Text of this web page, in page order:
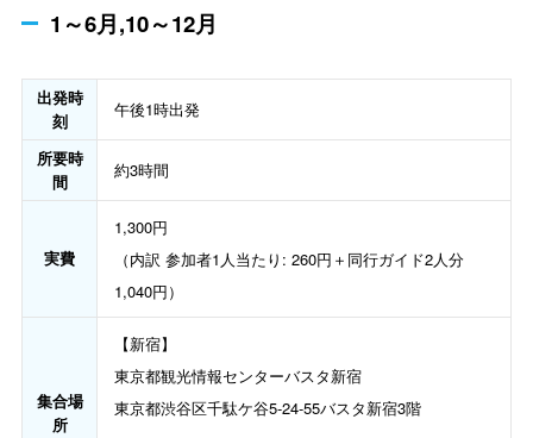
1～6月,10～12月
出発時
刻
午後1時出発
所要時
間
約3時間
実費
1,300円
（内訳 参加者1人当たり: 260円＋同行ガイド2人分
1,040円）
集合場
所
【新宿】
東京都観光情報センターバスタ新宿
東京都渋谷区千駄ケ谷5-24-55バスタ新宿3階